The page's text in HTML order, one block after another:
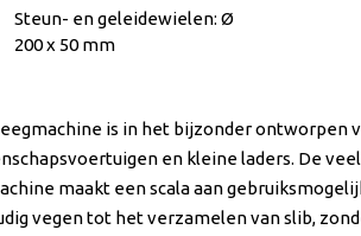
Steun- en geleidewielen: Ø
200 x 50 mm
is in het bijzonder ontworpen
en kleine laders. De
maakt een scala aan
vegen tot het verzamelen van slib,